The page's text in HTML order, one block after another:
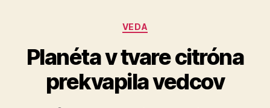
Kategórie
VEDA
Planéta v tvare citróna
prekvapila vedcov